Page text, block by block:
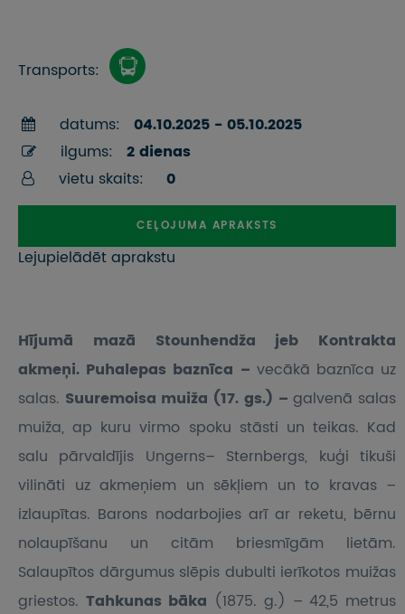
Transports:
datums:
04.10.2025 - 05.10.2025
ilgums:
2 dienas
vietu skaits:
0
CEĻOJUMA APRAKSTS
Lejupielādēt aprakstu
Hījumā mazā Stounhendža jeb Kontrakta
akmeņi. Puhalepas baznīca – vecākā baznīca uz
salas. Suuremoisa muiža (17. gs.) –galvenā salas
muiža, ap kuru virmo spoku stāsti un teikas. Kad
salu pārvaldījis Ungerns– Sternbergs, kuģi tikuši
vilināti uz akmeņiem un sēkļiem un to kravas –
izlaupītas. Barons nodarbojies arī ar reketu, bērnu
nolaupīšanu un citām briesmīgām lietām.
Salaupītos dārgumus slēpis dubulti ierīkotos muižas
griestos. Tahkunas bāka (1875. g.) – 42,5 metrus